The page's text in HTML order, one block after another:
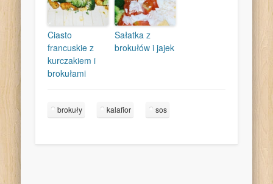
Ciasto
francuskie z
kurczakiem i
brokułami
Sałatka z
brokułów i jajek
brokuły kalafior sos